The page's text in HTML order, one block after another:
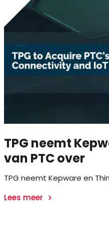
TPG neemt
van PTC over
TPG neemt Kepware en
Lees meer